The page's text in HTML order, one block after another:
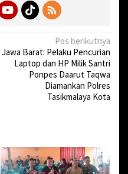
Pos berikutnya
Jawa Barat: Pelaku Pencurian
Laptop dan HP Milik Santri
Ponpes Daarut Taqwa
Diamankan Polres
Tasikmalaya Kota